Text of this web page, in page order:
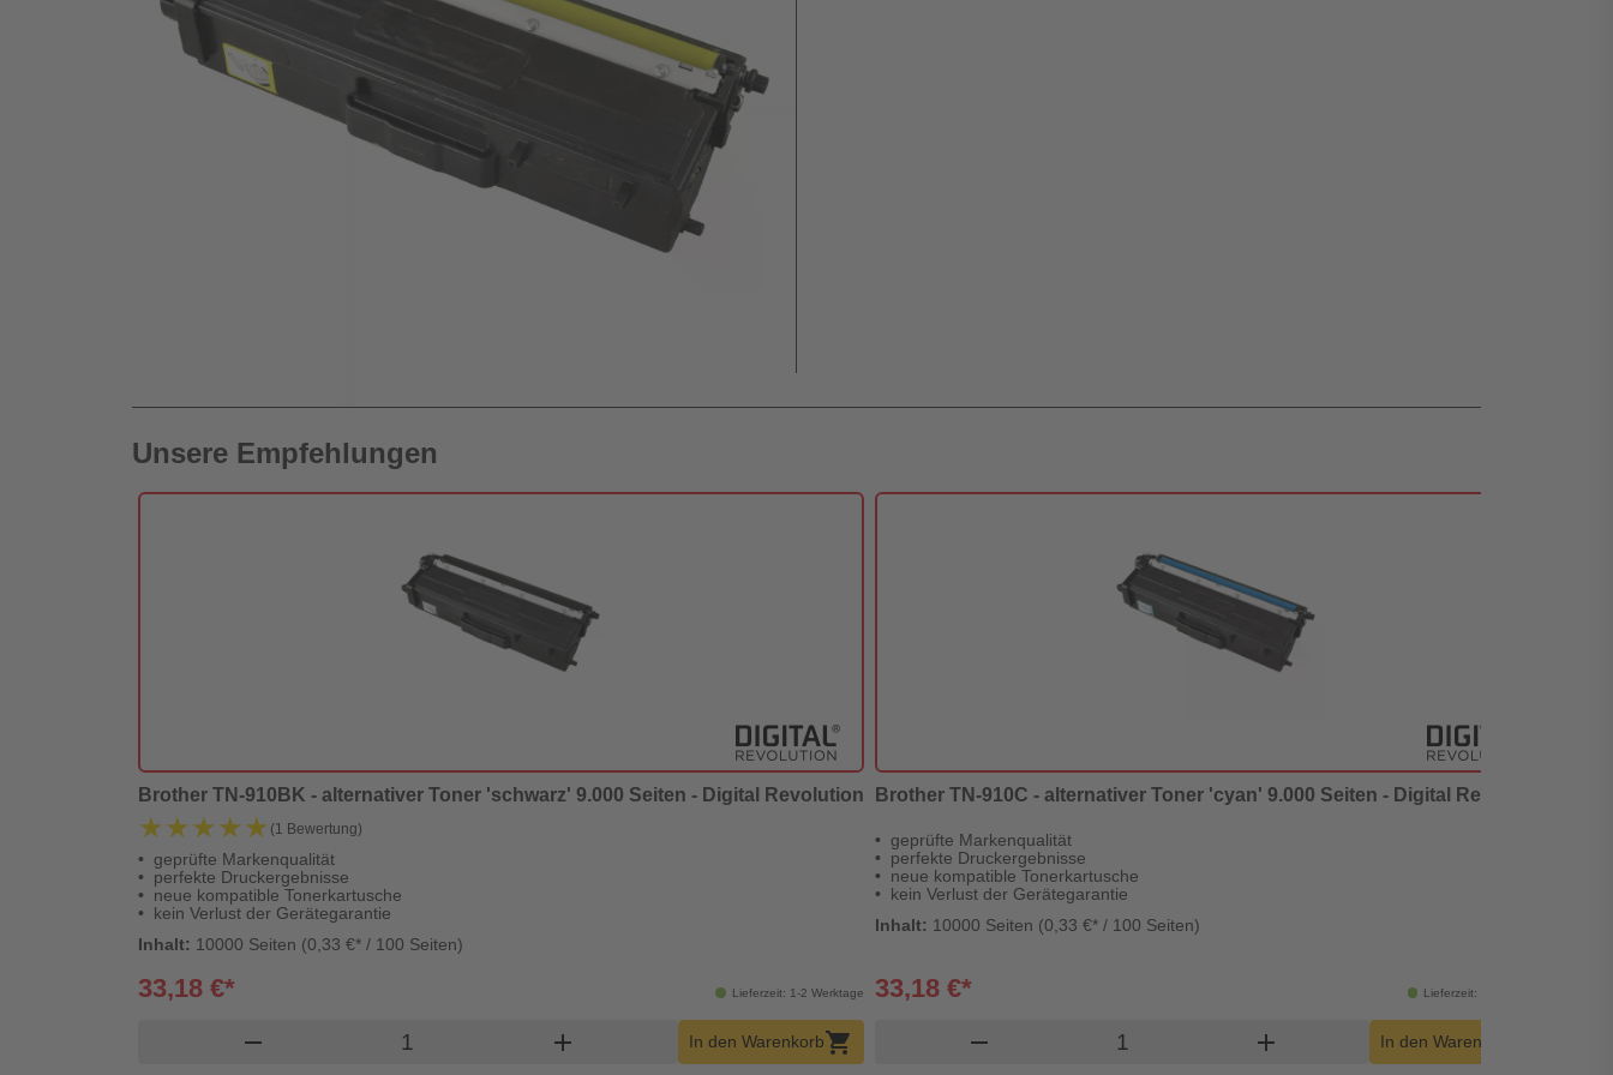
Unsere Empfehlungen
Brother TN-910BK - alternativer Toner 'schwarz' 9.000 Seiten - Digital Revolution
★★★★★
★★★★★ (1 Bewertung)
geprüfte Markenqualität
perfekte Druckergebnisse
neue kompatible Tonerkartusche
kein Verlust der Gerätegarantie
Inhalt: 10000 Seiten (0,33 €* / 100 Seiten)
Lieferzeit: 1-2 Werktage
33,18 €*
remove Produkt Warenkorb Menge
add In den Warenkorbshopping_cart
Brother TN-910C - alternativer Toner 'cyan' 9.000 Seiten - Digital Revolution
geprüfte Markenqualität
perfekte Druckergebnisse
neue kompatible Tonerkartusche
kein Verlust der Gerätegarantie
Inhalt: 10000 Seiten (0,33 €* / 100 Seiten)
Lieferzeit: 1-2 Werktage
33,18 €*
remove Produkt Warenkorb Menge
add In den Warenkorb